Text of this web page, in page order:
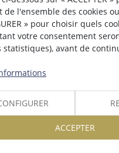
​HONORAIRES AU
​HONORAIRES AU
de l'ensemble des cookies
» pour choisir quels
votre consentement
statistiques), avant de
ACCEPTER